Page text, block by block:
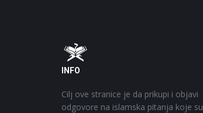
Footer
INFO
Cilj ove stranice je da prikupi i objavi
odgovore na islamska pitanja koje su